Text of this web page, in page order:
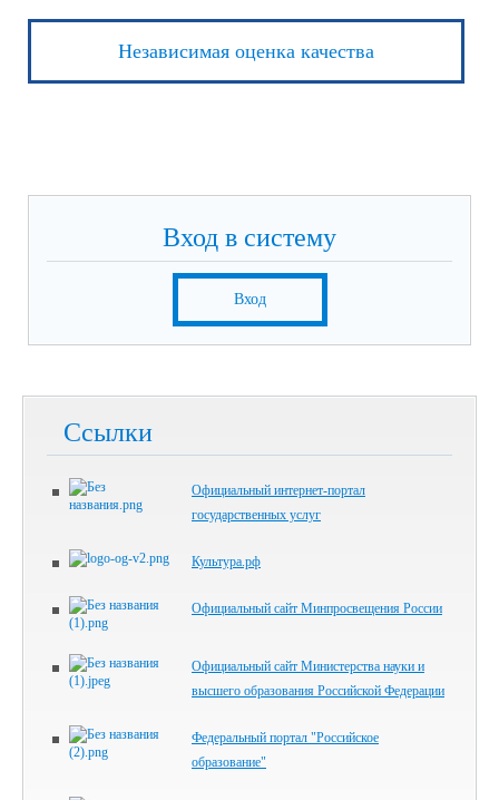
Независимая оценка качества
Вход в систему
Вход
Ссылки
Официальный интернет-портал
государственных услуг
Культура.рф
Официальный сайт Минпросвещения России
Официальный сайт Министерства науки и
высшего образования Российской Федерации
Федеральный портал "Российское
образование"